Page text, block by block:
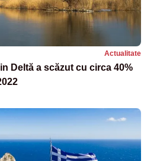
Actualitate
Deltă a scăzut cu circa 40%